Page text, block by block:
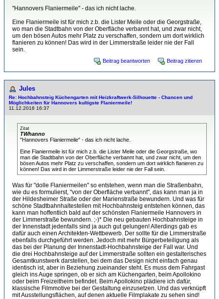
"Hannovers Flaniermeile" - das ich nicht lache.
Eine Flaniermeile ist für mich z.b. die Lister Meile oder die Georgstraße,
wo man die Stadtbahn von der Oberfläche verbannt hat, und zwar nicht,
um den bösen Autos mehr Platz zu verschaffen, sondern um dort wirklich
flanieren zu können! Das wird in der Limmerstraße leider nie der Fall
sein.
Beitrag beantworten Beitrag zitieren
Jules
Re: Hochbahnsteig Küchengarten mit Heizkraftwerk-Sil­hou­et­te - Chancen und
Möglichkeiten für Hannovers kultigste Flaniermeile!
11.12.2018 16:37
Zitat
TWhanno
"Hannovers Flaniermeile" - das ich nicht lache.
Eine Flaniermeile ist für mich z.b. die Lister Meile oder die Georgstraße, wo
man die Stadtbahn von der Oberfläche verbannt hat, und zwar nicht, um den
bösen Autos mehr Platz zu verschaffen, sondern um dort wirklich flanieren zu
können! Das wird in der Limmerstraße leider nie der Fall sein.
Was für "dolle Flaniermeilen" so entstehen, wenn man die Straßenbahn,
wie du es formulierst, "von der Oberfläche verbannt", das kann man ja in
der Hildesheimer Straße oder der Marienstraße bewundern. Und was für
schöne Stadtbahnhaltestellen mit Hochbahnsteig entstehen können, das
kann man hoffentlich bald auf der schönsten Flaniermeile Hannovers in
der Limmerstraße bewundern. ;-)* Die neu gebauten Hochbahnsteige in
der Innenstadt jedenfalls sind ja auch gut gelungen! Allerdings gab es
dafür auch einen Architekten-Wettbewerb. Der sollte für die Limmerstraße
ebenfalls durchgeführt werden. Jedoch mit mehr Bürgerbeteiligung als
das bei der Planung der Innenstadt-Hochbahnsteige der Fall war. Und
die drei Hochbahnsteige auf der Limmerstraße sollten ein gestalterisches
Gesamtkunstwerk darstellen, bei dem das Design nicht einfach genau
identisch ist, aber in Beziehung zueinander steht. Es muss dem Fahrgast
gleich ins Auge springen, ob er sich am Küchengarten, beim Apollokino
oder beim Freizeitheim befindet. Beim Apollokino plädiere ich dafür,
klassische Filmmotive bei der Gestaltung einzusetzen. Und das verknüpft
mit Ausstellungsflächen, auf denen aktuelle Filmplakate zu sehen sind!